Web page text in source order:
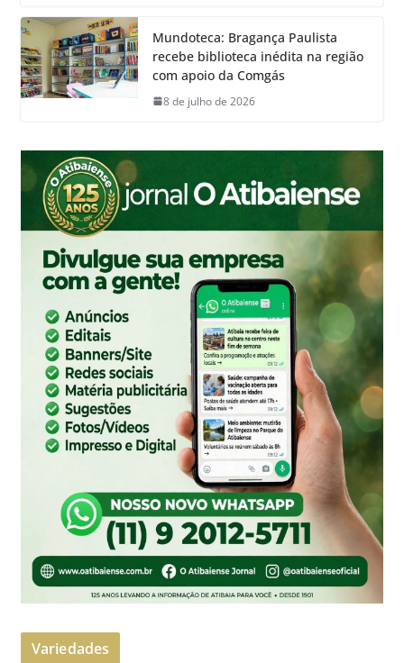
Mundoteca: Bragança Paulista
recebe biblioteca inédita na região
com apoio da Comgás
8 de julho de 2026
Variedades